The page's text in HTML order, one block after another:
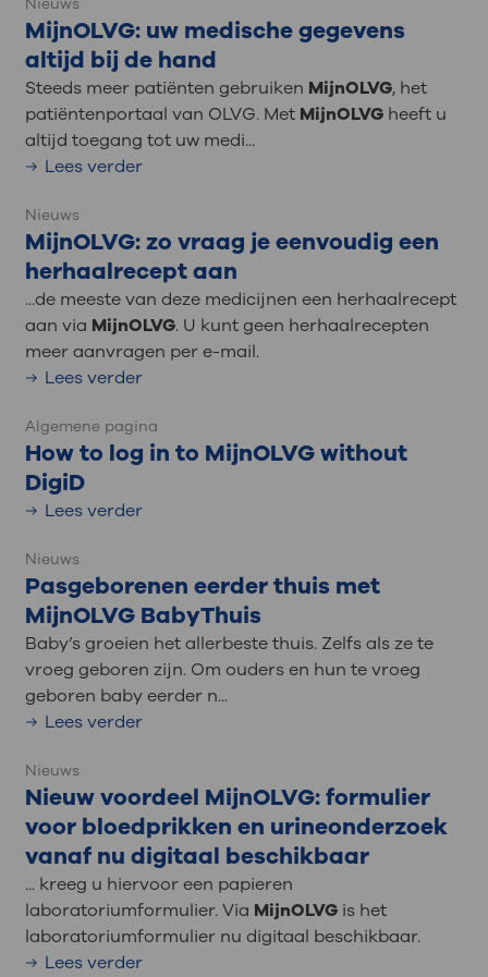
Nieuws
MijnOLVG: uw medische gegevens
altijd bij de hand
Steeds meer patiënten gebruiken MijnOLVG, het
patiëntenportaal van OLVG. Met MijnOLVGheeft u
altijd toegang tot uw medi...
Lees verder
Nieuws
MijnOLVG: zo vraag je eenvoudig een
herhaalrecept aan
...de meeste van deze medicijnen een herhaalrecept
aan via MijnOLVG. U kunt geen herhaalrecepten
meer aanvragen per e-mail.
Lees verder
Algemene pagina
How to log in to MijnOLVG without
DigiD
Lees verder
Nieuws
Pasgeborenen eerder thuis met
MijnOLVG BabyThuis
Baby’s groeien het allerbeste thuis. Zelfs als ze te
vroeg geboren zijn. Om ouders en hun te vroeg
geboren baby eerder n...
Lees verder
Nieuws
Nieuw voordeel MijnOLVG: formulier
voor bloedprikken en urineonderzoek
vanaf nu digitaal beschikbaar
... kreeg u hiervoor een papieren
laboratoriumformulier. Via MijnOLVGis het
laboratoriumformulier nu digitaal beschikbaar.
Lees verder